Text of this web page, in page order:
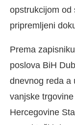
opstrukcijom od
pripremljeni
Prema
poslova BiH
dnevnog reda a
vanjske
Hercegovine